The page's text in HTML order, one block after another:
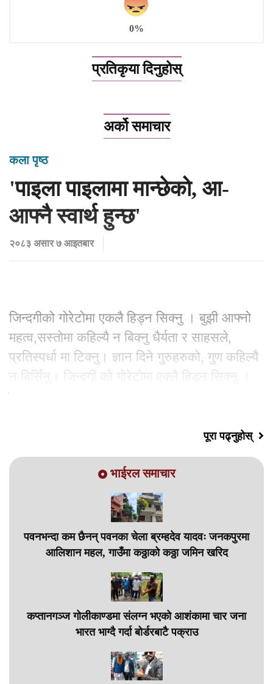
0%
प्रतिकृया दिनुहोस्
अर्को समाचार
कला पृष्ठ
'पाइला पाइलामा मान्छेको, आ-
आफ्नै स्वार्थ हुन्छ'
२०८३ असार ७ आइतबार
जिन्दगीको गोरेटोमा एकलै हिड्न सिक्नु । बुझी आफ्नो
महत्व,सस्तोमा कहिल्यै न बिक्नु धैर्यता र साहसले,
प्रतिस्पर्धा मा टिक्नु। ज्ञान दिने गुरुहरुको, गुण कहिल्यै
न बिर्सिनु। जिन्दगी को गोरेटोमा एक्लै हिड्न सिक्नु ।
पूरा पढ्नुहोस्
भाईरल समाचार
पवनभन्दा कम छैनन् पवनका चेला ब्रम्हदेव यादवः जनकपुरमा
आलिशान महल, गाउँमा कठ्ठाको कठ्ठा जमिन खरिद
कप्तानगञ्ज गोलीकाण्डमा संलग्न भएको आशंकामा चार जना
भारत भाग्दै गर्दा बोर्डरबाटै पक्राउ